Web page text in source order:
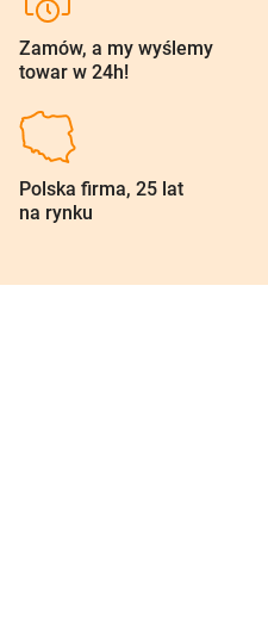
Zamów, a my wyślemy
towar w 24h!
Polska firma, 25 lat
na rynku